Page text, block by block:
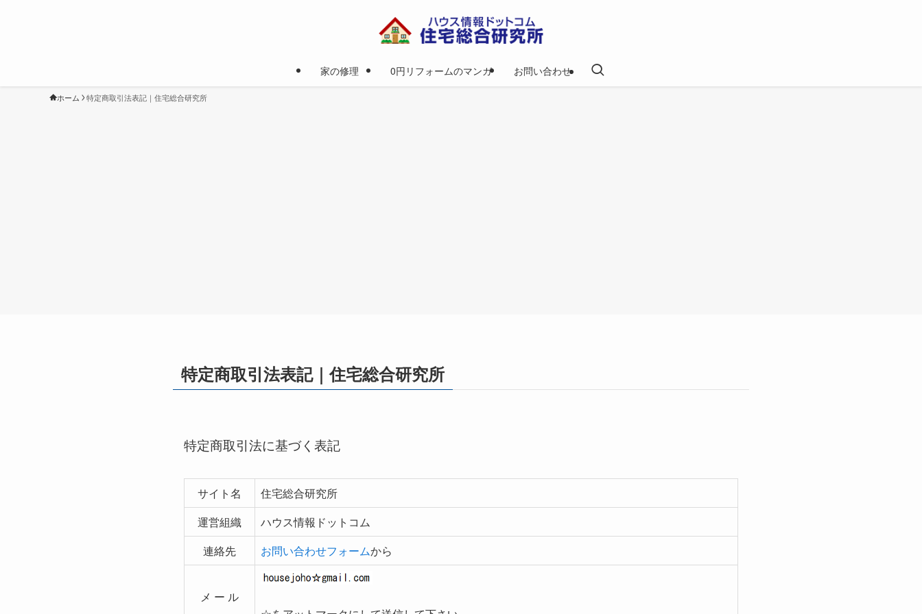
家の修理 0円リフォームのマンガ お問い合わせ
ホーム 特定商取引法表記｜住宅総合研究所
特定商取引法表記｜住宅総合研究所
特定商取引法に基づく表記
サイト名
住宅総合研究所
運営組織
ハウス情報ドットコム
連絡先
お問い合わせフォームから
メ ー ル